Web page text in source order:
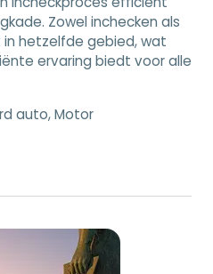
Zowel inchecken als
hetzelfde gebied, wat
ervaring biedt voor alle
auto, Motor